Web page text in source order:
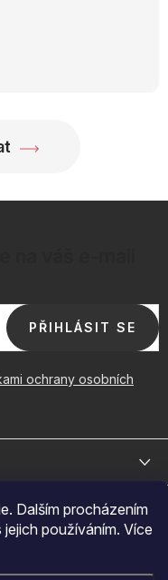
Dalším procházením
používáním. Více
ochrany osobních
PŘIHLÁSIT SE
velkoobchodní nabídky.